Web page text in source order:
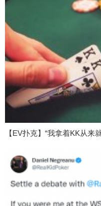
【EV扑克】“我拿着KK从来